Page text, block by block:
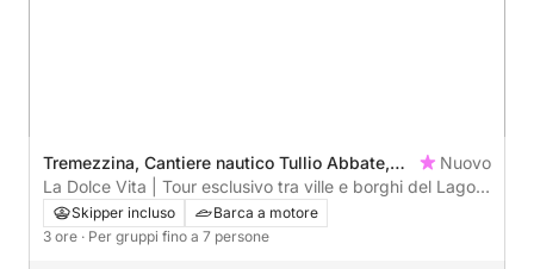
Tremezzina, Cantiere nautico Tullio Abbate,
Italy
Nuovo
La Dolce Vita | Tour esclusivo tra ville e borghi del Lago
di Como
Skipper incluso
Barca a motore
3 ore · Per gruppi fino a 7 persone